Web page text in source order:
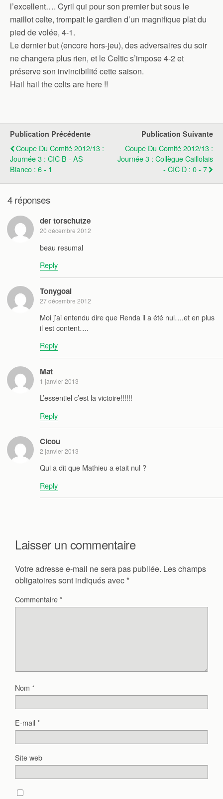
l’excellent…. Cyril qui pour son premier but sous le
maillot celte, trompait le gardien d’un magnifique plat du
pied de volée, 4-1.
Le dernier but (encore hors-jeu), des adversaires du soir
ne changera plus rien, et le Celtic s’impose 4-2 et
préserve son invincibilité cette saison.
Hail hail the celts are here !!
Publication Précédente
Coupe Du Comité 2012/13 :
Journée 3 : CIC B - AS
Bianco : 6 - 1
Publication Suivante
Coupe Du Comité 2012/13 :
Journée 3 : Collègue Caillolais
- CIC D : 0 - 7
4 réponses
der torschutze
20 décembre 2012
beau resumal
Reply
Tonygoal
27 décembre 2012
Moi j’ai entendu dire que Renda il a été nul….et en plus
il est content….
Reply
Mat
1 janvier 2013
L’essentiel c’est la victoire!!!!!!
Reply
Cicou
2 janvier 2013
Qui a dit que Mathieu a etait nul ?
Reply
Laisser un commentaire
Votre adresse e-mail ne sera pas publiée. Les champs
obligatoires sont indiqués avec *
Commentaire*
Nom *
E-mail*
Site web